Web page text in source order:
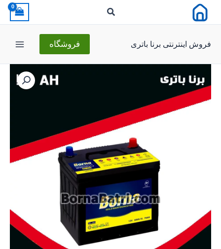
فروش اینترنتی برنا باتری فروشگاه